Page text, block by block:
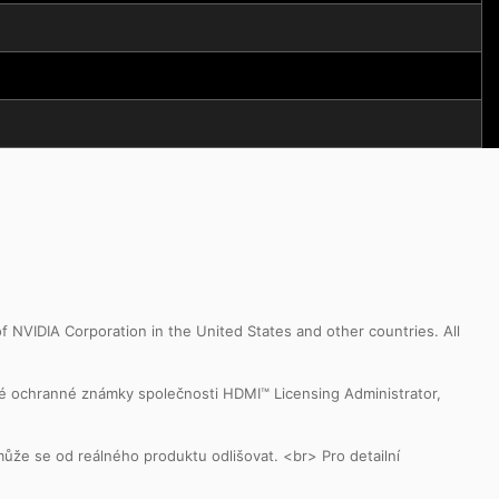
NVIDIA Corporation in the United States and other countries. All
známky společnosti HDMI™ Licensing Administrator,
se od reálného produktu odlišovat. <br> Pro detailní